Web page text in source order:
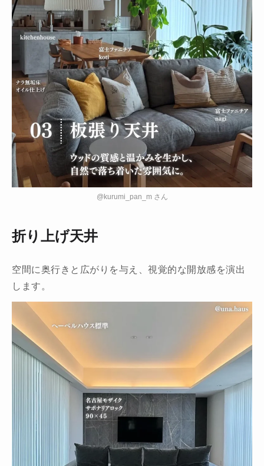
@kurumi_pan_m さん
折り上げ天井
空間に奥行きと広がりを与え、視覚的な開放感を演出
します。